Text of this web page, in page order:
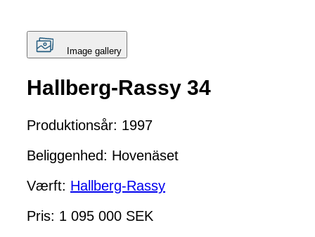
Image gallery
Hallberg-Rassy 34
Produktionsår: 1997
Beliggenhed: Hovenäset
Værft: Hallberg-Rassy
Pris: 1 095 000 SEK